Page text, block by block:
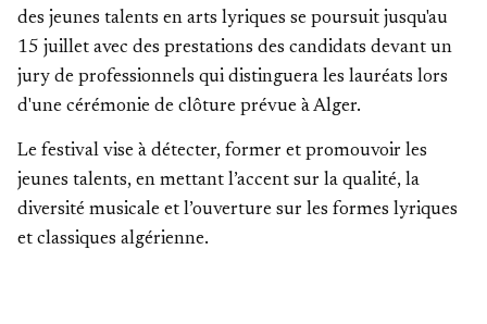
des jeunes talents en arts lyriques se poursuit jusqu'au
15 juillet avec des prestations des candidats devant un
jury de professionnels qui distinguera les lauréats lors
d'une cérémonie de clôture prévue à Alger.
Le festival vise à détecter, former et promouvoir les
jeunes talents, en mettant l’accent sur la qualité, la
diversité musicale et l’ouverture sur les formes lyriques
et classiques algérienne.